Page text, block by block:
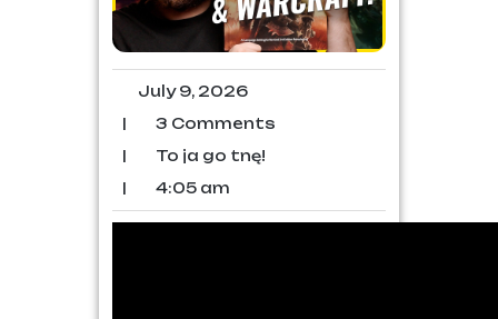
July 9, 2026
|
3 Comments
|
To ja go tnę!
|
4:05 am